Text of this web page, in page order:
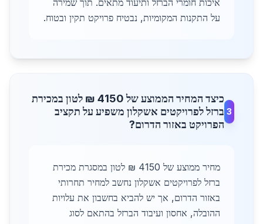
איכות חומרי הברזל ותיעוד מתאים. תוך שמירה
על התקנות המקומיות, נבטיח פרויקט תקין ובטוח.
3
כיצד המחיר הממוצע של 4150 ₪ לטון במכירת
ברזל לפרויקטים אשקלון משפיע על תקציב
הפרויקט באזור הדרום?
מחיר ממוצע של 4150 ₪ לטון במסגרת מכירת
ברזל לפרויקטים אשקלון נחשב למחיר תחרותי
באזור הדרום, אך יש להביא בחשבון את עלויות
ההובלה, אחסון ועיבוד הברזל בהתאם לסוג